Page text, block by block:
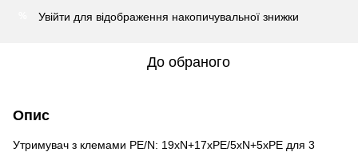
Увійти для відображення накопичувальної знижки
До обраного
Опис
Утримувач з клемами PE/N: 19хN+17xPE/5xN+5xPE для 3